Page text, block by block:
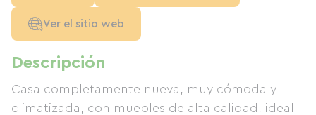
Descripción
Casa completamente nueva, muy cómoda y
climatizada, con muebles de alta calidad, ideal
Ver el sitio web